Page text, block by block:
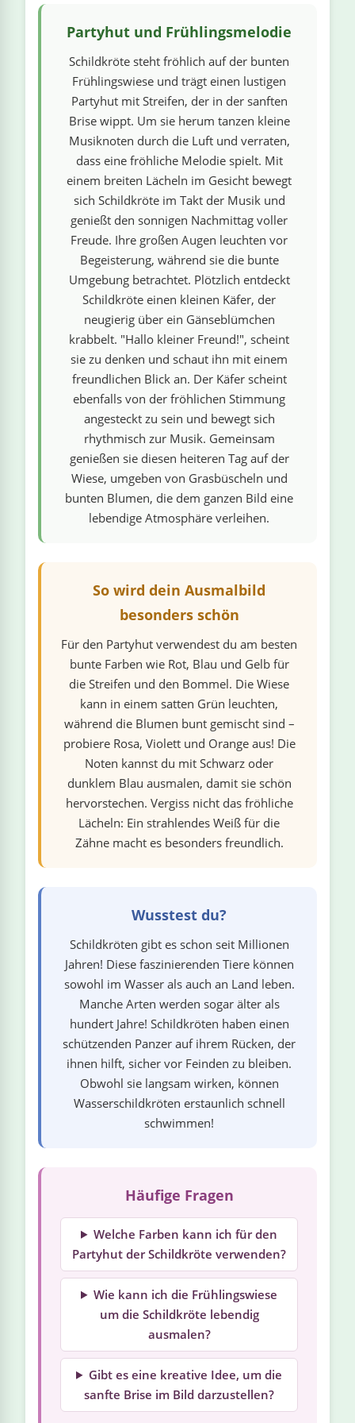
Partyhut und Frühlingsmelodie
Schildkröte steht fröhlich auf der bunten
Frühlingswiese und trägt einen lustigen
Partyhut mit Streifen, der in der sanften
Brise wippt. Um sie herum tanzen kleine
Musiknoten durch die Luft und verraten,
dass eine fröhliche Melodie spielt. Mit
einem breiten Lächeln im Gesicht bewegt
sich Schildkröte im Takt der Musik und
genießt den sonnigen Nachmittag voller
Freude. Ihre großen Augen leuchten vor
Begeisterung, während sie die bunte
Umgebung betrachtet. Plötzlich entdeckt
Schildkröte einen kleinen Käfer, der
neugierig über ein Gänseblümchen
krabbelt. "Hallo kleiner Freund!", scheint
sie zu denken und schaut ihn mit einem
freundlichen Blick an. Der Käfer scheint
ebenfalls von der fröhlichen Stimmung
angesteckt zu sein und bewegt sich
rhythmisch zur Musik. Gemeinsam
genießen sie diesen heiteren Tag auf der
Wiese, umgeben von Grasbüscheln und
bunten Blumen, die dem ganzen Bild eine
lebendige Atmosphäre verleihen.
So wird dein Ausmalbild
besonders schön
Für den Partyhut verwendest du am besten
bunte Farben wie Rot, Blau und Gelb für
die Streifen und den Bommel. Die Wiese
kann in einem satten Grün leuchten,
während die Blumen bunt gemischt sind –
probiere Rosa, Violett und Orange aus! Die
Noten kannst du mit Schwarz oder
dunklem Blau ausmalen, damit sie schön
hervorstechen. Vergiss nicht das fröhliche
Lächeln: Ein strahlendes Weiß für die
Zähne macht es besonders freundlich.
Wusstest du?
Schildkröten gibt es schon seit Millionen
Jahren! Diese faszinierenden Tiere können
sowohl im Wasser als auch an Land leben.
Manche Arten werden sogar älter als
hundert Jahre! Schildkröten haben einen
schützenden Panzer auf ihrem Rücken, der
ihnen hilft, sicher vor Feinden zu bleiben.
Obwohl sie langsam wirken, können
Wasserschildkröten erstaunlich schnell
schwimmen!
Häufige Fragen
Welche Farben kann ich für den
Partyhut der Schildkröte verwenden?
Wie kann ich die Frühlingswiese
um die Schildkröte lebendig
ausmalen?
Gibt es eine kreative Idee, um die
sanfte Brise im Bild darzustellen?